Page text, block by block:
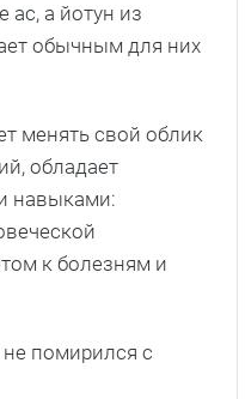
а йотун из
обычным для них
менять свой облик
обладает
навыками:
к болезням и
помирился с